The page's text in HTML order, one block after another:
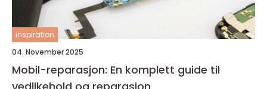
inspiration
04. November 2025
Mobil-reparasjon: En komplett guide til